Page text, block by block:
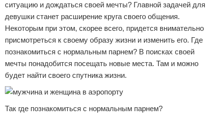
ситуацию и дождаться своей мечты? Главной задачей для
девушки станет расширение круга своего общения.
Некоторым при этом, скорее всего, придется внимательно
присмотреться к своему образу жизни и изменить его. Где
познакомиться с нормальным парнем? В поисках своей
мечты понадобится посещать новые места. Там и можно
будет найти своего спутника жизни.
Так где познакомиться с нормальным парнем?